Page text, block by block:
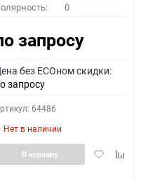
0
запросу
без ECOном скидки:
запросу
64486
Нет в наличии
Добавить
В корзину